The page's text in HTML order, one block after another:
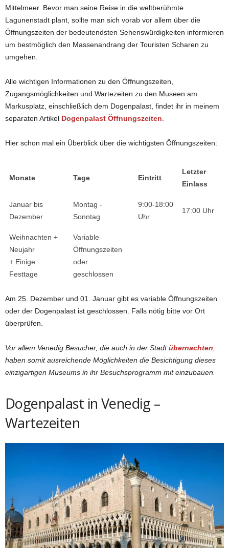
Mittelmeer. Bevor man seine Reise in die weltberühmte
Lagunenstadt plant, sollte man sich vorab vor allem über die
Öffnungszeiten der bedeutendsten Sehenswürdigkeiten informieren
um bestmöglich den Massenandrang der Touristen Scharen zu
umgehen.
Alle wichtigen Informationen zu den Öffnungszeiten,
Zugangsmöglichkeiten und Wartezeiten zu den Museen am
Markusplatz, einschließlich dem Dogenpalast, findet ihr in meinem
separaten Artikel Dogenpalast Öffnungszeiten
Hier schon mal ein Überblick über die wichtigsten Öffnungszeiten:
Monate Tage Eintritt
Letzter
Einlass
Januar bis
Dezember
Montag -
Sonntag
9:00-18:00
Uhr
17:00 Uhr
Weihnachten +
Neujahr
+ Einige
Festtage
Variable
Öffnungszeiten
oder
geschlossen
Am 25. Dezember und 01. Januar gibt es variable Öffnungszeiten
oder der Dogenpalast ist geschlossen. Falls nötig bitte vor Ort
überprüfen.
Vor allem Venedig Besucher, die auch in der Stadtübernachten
haben somit ausreichende Möglichkeiten die Besichtigung dieses
einzigartigen Museums in ihr Besuchsprogramm mit einzubauen.
Dogenpalast in Venedig –
Wartezeiten